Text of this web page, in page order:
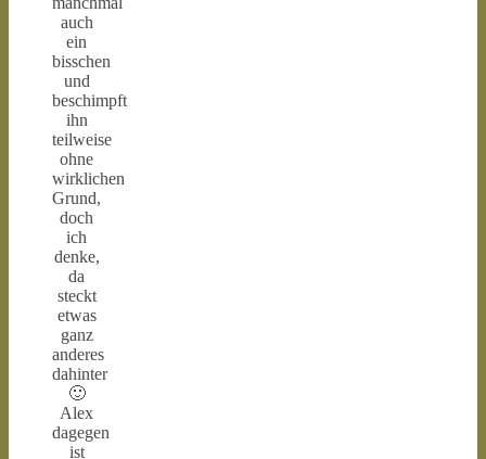
auch
ein
bisschen
und
beschimpft
ihn
teilweise
ohne
wirklichen
Grund,
doch
ich
denke,
da
steckt
etwas
ganz
anderes
dahinter
🙂
Alex
dagegen
ist